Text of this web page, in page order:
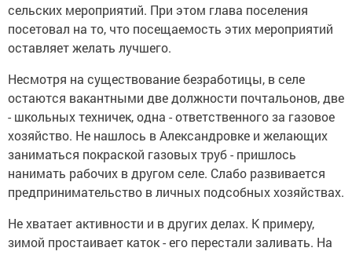
сельских мероприятий. При этом глава поселения
посетовал на то, что посещаемость этих мероприятий
оставляет желать лучшего.
Несмотря на существование безработицы, в селе
остаются вакантными две должности почтальонов, две
- школьных техничек, одна - ответственного за газовое
хозяйство. Не нашлось в Александровке и желающих
заниматься покраской газовых труб - пришлось
нанимать рабочих в другом селе. Слабо развивается
предпринимательство в личных подсобных хозяйствах.
Не хватает активности и в других делах. К примеру,
зимой простаивает каток - его перестали заливать. На